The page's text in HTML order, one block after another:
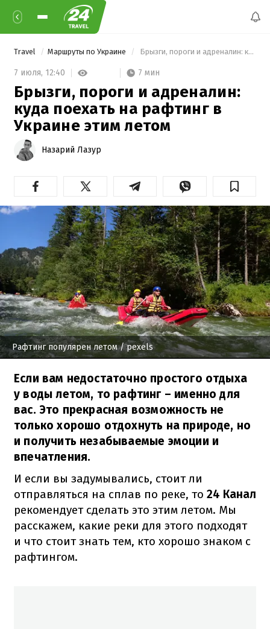
Travel Маршруты по Украине Брызги, пороги и адреналин: куда поехать на рафтинг в Украине этим летом
7 июля, 12:40 7 мин
Брызги, пороги и адреналин:
куда поехать на рафтинг в
Украине этим летом
Назарий Лазур
Рафтинг популярен летом/ pexels
Если вам недостаточно простого отдыха
у воды летом, то рафтинг – именно для
вас. Это прекрасная возможность не
только хорошо отдохнуть на природе, но
и получить незабываемые эмоции и
впечатления.
И если вы задумывались, стоит ли
отправляться на сплав по реке, то 24 Канал
рекомендует сделать это этим летом. Мы
расскажем, какие реки для этого подходят
и что стоит знать тем, кто хорошо знаком с
рафтингом.